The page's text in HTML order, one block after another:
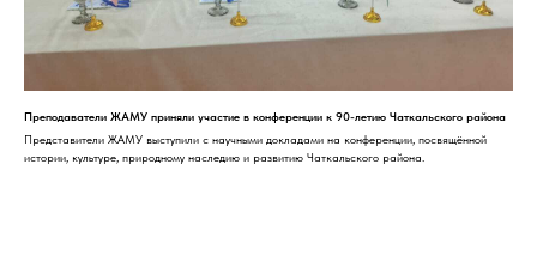
Преподаватели ЖАМУ приняли участие в конференции к 90-летию Чаткальского района
Представители ЖАМУ выступили с научными докладами на конференции, посвящённой
истории, культуре, природному наследию и развитию Чаткальского района.